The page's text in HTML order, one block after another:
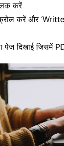
करें
करें और
दिखाई जिसमें